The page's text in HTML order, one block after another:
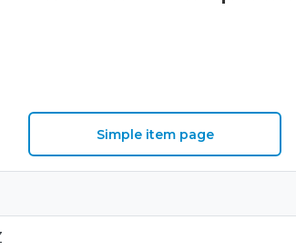
Simple item page